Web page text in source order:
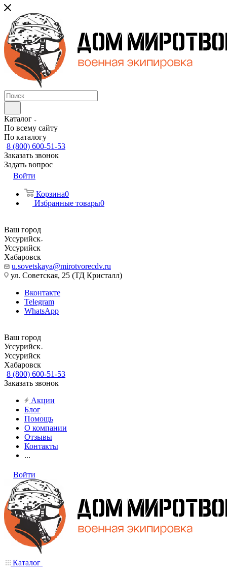
Каталог
По всему сайту
По каталогу
8 (800) 600-51-53
Заказать звонок
Задать вопрос
Войти
Корзина0
Избранные товары0
Ваш город
Уссурийск
Уссурийск
Хабаровск
u.sovetskaya@mirotvorecdv.ru
ул. Советская, 25 (ТД Кристалл)
Вконтакте
Telegram
WhatsApp
Ваш город
Уссурийск
Уссурийск
Хабаровск
8 (800) 600-51-53
Заказать звонок
Акции
Блог
Помощь
О компании
Отзывы
Контакты
...
Войти
Каталог